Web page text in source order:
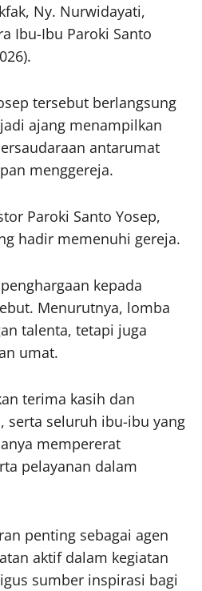
Ny. Nurwidayati,
Ibu-Ibu Paroki Santo
tersebut berlangsung
ajang menampilkan
antarumat
menggereja.
Paroki Santo Yosep,
hadir memenuhi gereja.
kepada
Menurutnya, lomba
talenta, tetapi juga
umat.
terima kasih dan
serta seluruh ibu-ibu yang
mempererat
pelayanan dalam
penting sebagai agen
aktif dalam kegiatan
sumber inspirasi bagi